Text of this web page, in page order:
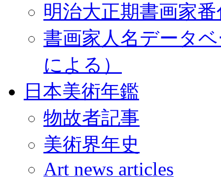
明治大正期書画家
書画家人名データ
による）
日本美術年鑑
物故者記事
美術界年史
Art news articles